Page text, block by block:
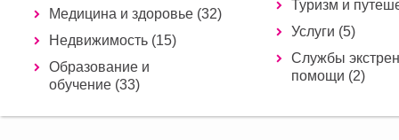
Медицина и здоровье (32)
Недвижимость (15)
Образование и
обучение (33)
Туризм и
Услуги (5)
Службы
помощи (2)